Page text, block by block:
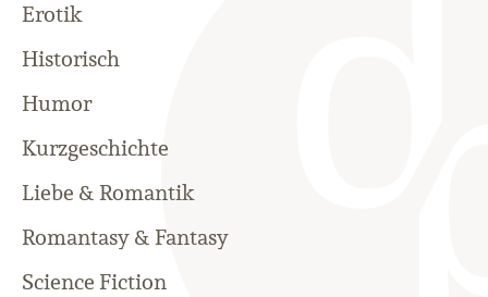
Erotik
Historisch
Humor
Kurzgeschichte
Liebe & Romantik
Romantasy & Fantasy
Science Fiction